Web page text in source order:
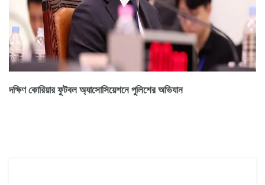
দক্ষিণ কোরিয়ার ফুটবল অ্যাসোসিয়েশনে পুলিশের অভিযান